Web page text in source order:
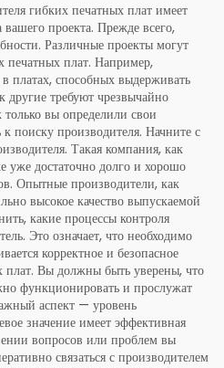
гибких печатных плат имеет
проекта. Прежде всего,
Различные проекты могут
печатных плат. Например,
платах, способных выдерживать
другие требуют чрезвычайно
вы определили свои
поиску производителя. Начните с
Такая компания, как
достаточно долго и хорошо
Опытные производители, как
высокое качество выпускаемой
какие процессы контроля
Это означает, что необходимо
корректное и безопасное
плат. Вы должны быть уверены, что
функционировать и прослужат
аспект — уровень
значение имеет эффективная
вопросов или проблем вы
связаться с производителем